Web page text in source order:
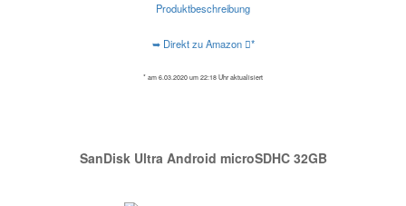
Produktbeschreibung
➥ Direkt zu Amazon *
* am 6.03.2020 um 22:18 Uhr aktualisiert
SanDisk Ultra Android microSDHC 32GB